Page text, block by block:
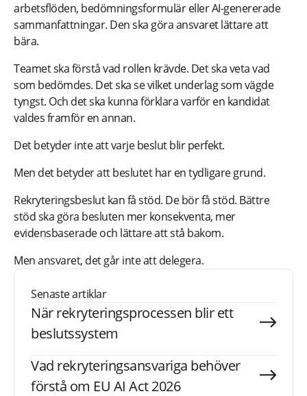
arbetsflöden, bedömningsformulär eller AI-genererade
sammanfattningar. Den ska göra ansvaret lättare att
bära.
Teamet ska förstå vad rollen krävde. Det ska veta vad
som bedömdes. Det ska se vilket underlag som vägde
tyngst. Och det ska kunna förklara varför en kandidat
valdes framför en annan.
Det betyder inte att varje beslut blir perfekt.
Men det betyder att beslutet har en tydligare grund.
Rekryteringsbeslut kan få stöd. De bör få stöd. Bättre
stöd ska göra besluten mer konsekventa, mer
evidensbaserade och lättare att stå bakom.
Men ansvaret, det går inte att delegera.
Senaste artiklar
När rekryteringsprocessen blir ett
beslutssystem
Vad rekryteringsansvariga behöver
förstå om EU AI Act 2026